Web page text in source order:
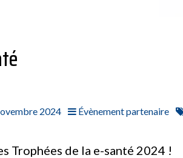
2024 Évènement partenaire
Trophées de la e-santé 2024 !